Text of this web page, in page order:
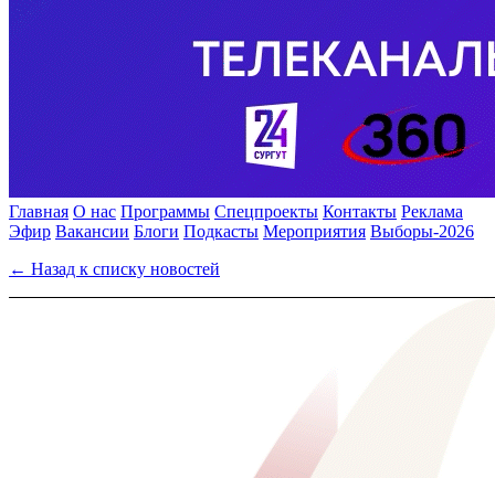
Главная О нас Программы Спецпроекты Контакты Реклама
Эфир Вакансии Блоги Подкасты Мероприятия Выборы-2026
← Назад к списку новостей